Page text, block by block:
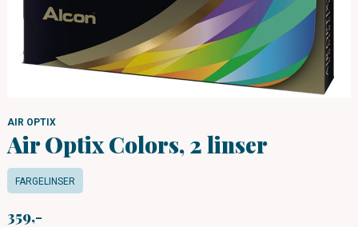
AIR OPTIX
Air Optix Colors, 2 linser
FARGELINSER
359